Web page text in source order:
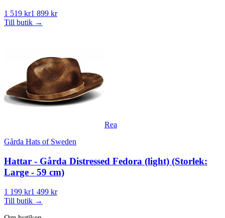
1 519 kr1 899 kr
Till butik →
Rea
Gårda Hats of Sweden
Hattar - Gårda Distressed Fedora (light) (Storlek:
Large - 59 cm)
1 199 kr1 499 kr
Till butik →